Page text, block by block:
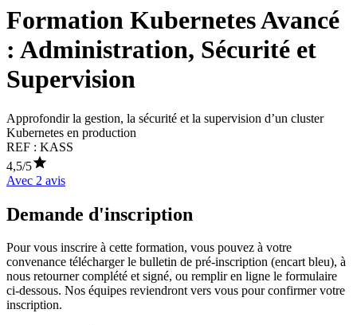
Formation Kubernetes Avancé
: Administration, Sécurité et
Supervision
Approfondir la gestion, la sécurité et la supervision d’un cluster
Kubernetes en production
REF : KASS
4,5/5
Avec 2 avis
Demande d'inscription
Pour vous inscrire à cette formation, vous pouvez à votre
convenance télécharger le bulletin de pré-inscription (encart bleu), à
nous retourner complété et signé, ou remplir en ligne le formulaire
ci-dessous. Nos équipes reviendront vers vous pour confirmer votre
inscription.